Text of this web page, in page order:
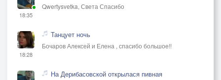
18:35
Qwertysvetka, Света Спасибо
18:28
Танцует ночь
Бочаров Алексей и Елена , спасибо большое!!
На Дерибасовской открылася пивная